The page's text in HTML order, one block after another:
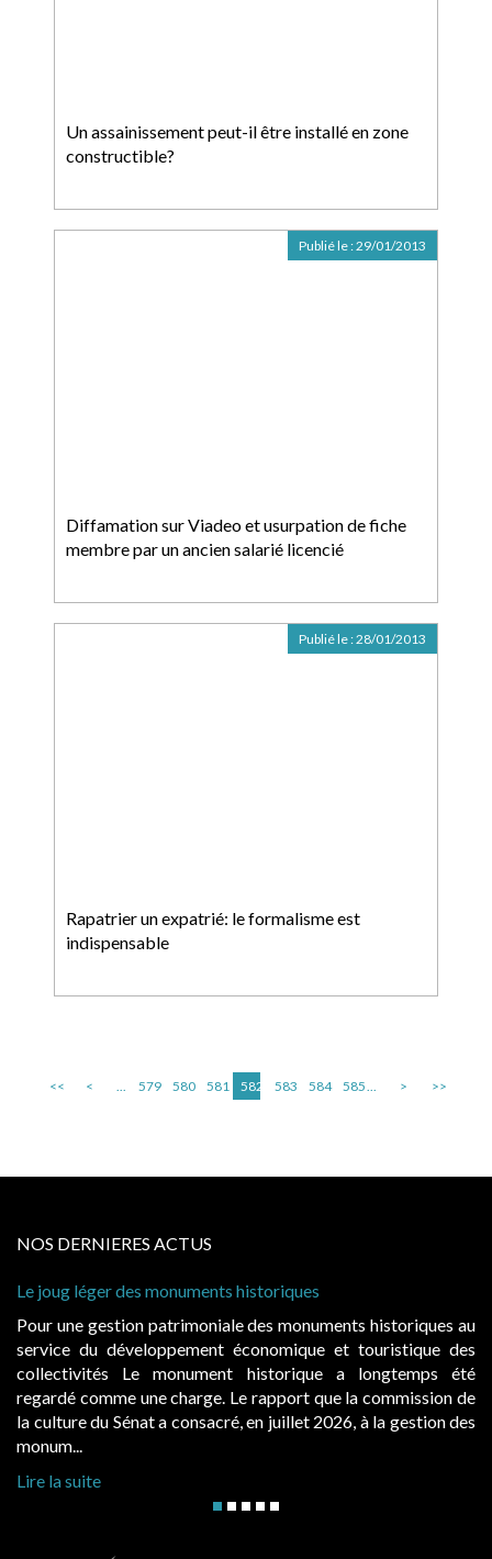
Un assainissement peut-il être installé en zone
constructible?
Diffamation sur Viadeo et usurpation de fiche
membre par un ancien salarié licencié
Publié le :29/01/2013
Rapatrier un expatrié: le formalisme est
indispensable
Publié le :28/01/2013
<< < ... 579 580 581 582 583 584 585... > >>
NOS DERNIERES ACTUS
Le joug léger des monuments historiques
Pour une gestion patrimoniale des monuments historiques au
service du développement économique et touristique des
collectivités Le monument historique a longtemps été
regardé comme une charge. Le rapport que la commission de
la culture du Sénat a consacré, en juillet 2026, à la gestion des
monum...
Lire la suite